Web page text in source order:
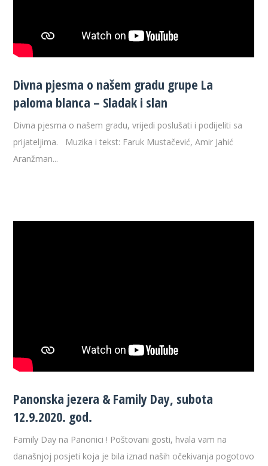
Divna pjesma o našem gradu grupe La
paloma blanca – Sladak i slan
Divna pjesma o našem gradu, vrijedi poslušati i podijeliti sa
prijateljima. Muzika i tekst: Faruk Mustačević, Amir Jahić
Aranžman...
Panonska jezera & Family Day, subota
12.9.2020. god.
Family Day na Panonici ! Poštovani gosti, hvala vam na
današnjoj posjeti koja je bila iznad naših očekivanja pogotovo